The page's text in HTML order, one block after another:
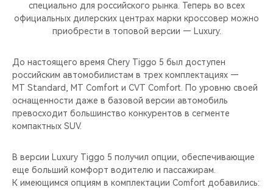
СЕДАНЫ
НОВИНКИ
ПОДДЕРЖКА
CHERY В СОЦСЕТЯХ
БЛАГОТВОРИТЕЛЬНОСТЬ
CHERY REMOTE
НАШИ МЕРОПРИЯТИЯ
специально для российского рынка. Теперь во всех
официальных дилерских центрах марки кроссовер можно
приобрести в топовой версии — Luxury.
До настоящего время Chery Tiggo 5 был доступен
российским автомобилистам в трех комплектациях —
MT Standard, MT Comfort и CVT Comfort. По уровню своей
оснащенности даже в базовой версии автомобиль
превосходит большинство конкурентов в сегменте
компактных SUV.
В версии Luxury Tiggo 5 получил опции, обеспечивающие
еще больший комфорт водителю и пассажирам.
К имеющимся опциям в комплектации Comfort добавились: